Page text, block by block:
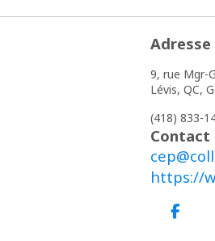
Adresse
9, rue Mgr-
Lévis, QC,
(418) 833-
Contact
https://